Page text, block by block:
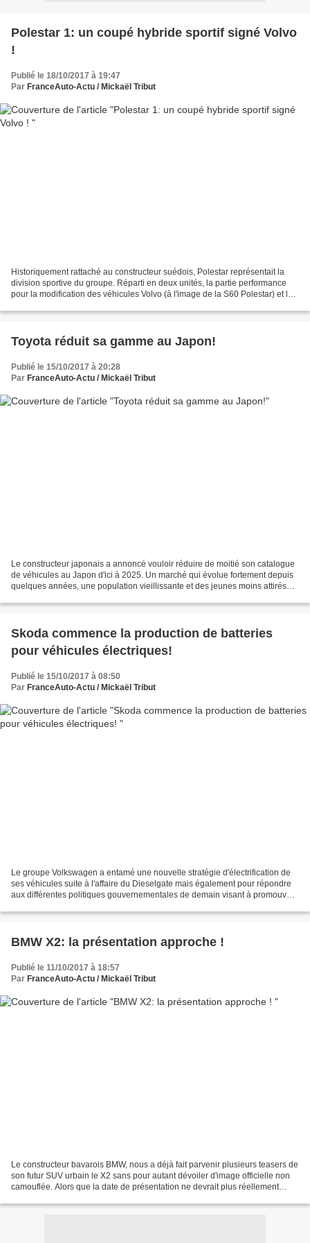
Polestar 1: un coupé hybride sportif signé Volvo
!
Publié le 18/10/2017 à 19:47
Par FranceAuto-Actu / Mickaël Tribut
Historiquement rattaché au constructeur suédois, Polestar représentait la
division sportive du groupe. Réparti en deux unités, la partie performance
pour la modification des véhicules Volvo (à l'image de la S60 Polestar) et la
Toyota réduit sa gamme au Japon!
Publié le 15/10/2017 à 20:28
Par FranceAuto-Actu / Mickaël Tribut
Le constructeur japonais a annoncé vouloir réduire de moitié son catalogue
de véhicules au Japon d'ici à 2025. Un marché qui évolue fortement depuis
quelques années, une population vieillissante et des jeunes moins attirés
Skoda commence la production de batteries
pour véhicules électriques!
Publié le 15/10/2017 à 08:50
Par FranceAuto-Actu / Mickaël Tribut
Le groupe Volkswagen a entamé une nouvelle stratégie d'électrification de
ses véhicules suite à l'affaire du Dieselgate mais également pour répondre
aux différentes politiques gouvernementales de demain visant à promouvoir
BMW X2: la présentation approche !
Publié le 11/10/2017 à 18:57
Par FranceAuto-Actu / Mickaël Tribut
Le constructeur bavarois BMW, nous a déjà fait parvenir plusieurs teasers de
son futur SUV urbain le X2 sans pour autant dévoiler d'image officielle non
camouflée. Alors que la date de présentation ne devrait plus réellement